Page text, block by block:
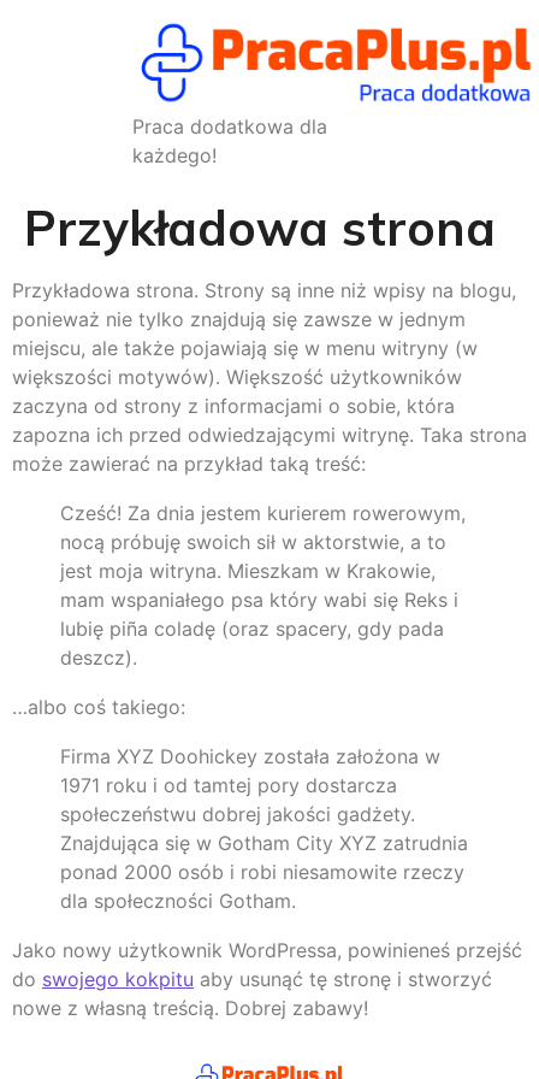
Praca dodatkowa dla
każdego!
Przykładowa strona
Przykładowa strona. Strony są inne niż wpisy na blogu,
ponieważ nie tylko znajdują się zawsze w jednym
miejscu, ale także pojawiają się w menu witryny (w
większości motywów). Większość użytkowników
zaczyna od strony z informacjami o sobie, która
zapozna ich przed odwiedzającymi witrynę. Taka strona
może zawierać na przykład taką treść:
Cześć! Za dnia jestem kurierem rowerowym,
nocą próbuję swoich sił w aktorstwie, a to
jest moja witryna. Mieszkam w Krakowie,
mam wspaniałego psa który wabi się Reks i
lubię piña coladę (oraz spacery, gdy pada
deszcz).
…albo coś takiego:
Firma XYZ Doohickey została założona w
1971 roku i od tamtej pory dostarcza
społeczeństwu dobrej jakości gadżety.
Znajdująca się w Gotham City XYZ zatrudnia
ponad 2000 osób i robi niesamowite rzeczy
dla społeczności Gotham.
Jako nowy użytkownik WordPressa, powinieneś przejść
do swojego kokpitu aby usunąć tę stronę i stworzyć
nowe z własną treścią. Dobrej zabawy!